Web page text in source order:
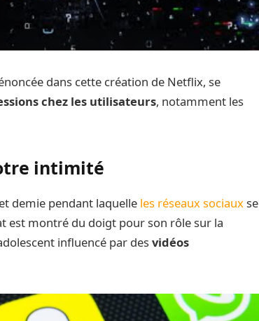
dans cette création de Netflix, se
chez les utilisateurs, notamment les
intimité
demie pendant laquelle les réseaux sociauxse
est montré du doigt pour son rôle sur la
influencé par desvidéos